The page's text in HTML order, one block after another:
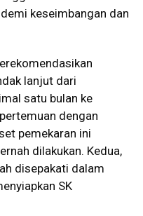
keseimbangan dan
lanjut dari
satu bulan ke
dengan
pemekaran ini
dilakukan. Kedua,
disepakati dalam
SK